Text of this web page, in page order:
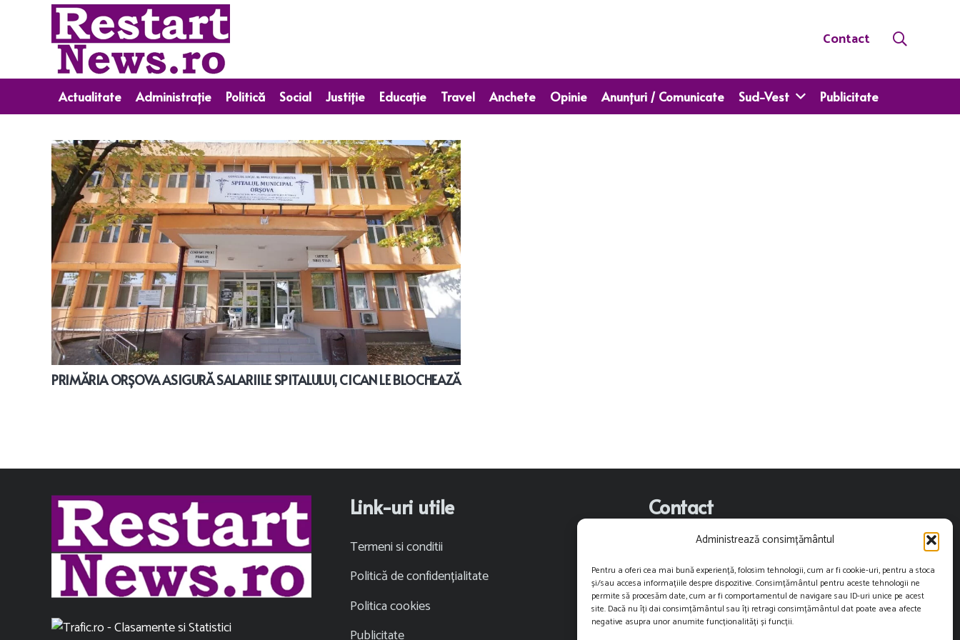
Administrează consimțământul
Pentru a oferi cea mai bună experiență, folosim tehnologii, cum ar fi cookie-uri, pentru a stoca
și/sau accesa informațiile despre dispozitive. Consimțământul pentru aceste tehnologii ne
permite să procesăm date, cum ar fi comportamentul de navigare sau ID-uri unice pe acest
site. Dacă nu îți dai consimțământul sau îți retragi consimțământul dat poate avea afecte
negative asupra unor anumite funcționalități și funcții.
Contact
Actualitate Administrație Politică Social Justiție Educație Travel Anchete Opinie Anunțuri / Comunicate Sud-Vest Publicitate
PRIMĂRIA ORȘOVA ASIGURĂ SALARIILE SPITALULUI, CICAN LE BLOCHEAZĂ
Link-uri utile
Termeni si conditii
Politică de confidențialitate
Politica cookies
Publicitate
Contact
contact@restartnews.ro
publicitate@restartnews.ro
+40756822613